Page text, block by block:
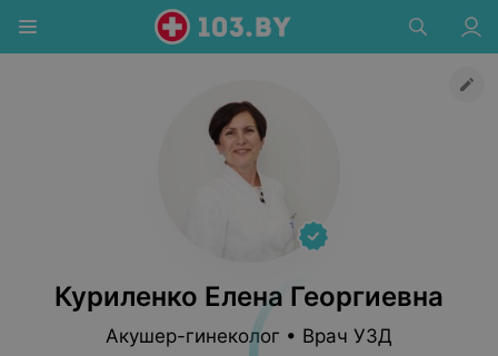
Куриленко Елена Георгиевна
Акушер-гинеколог • Врач УЗД